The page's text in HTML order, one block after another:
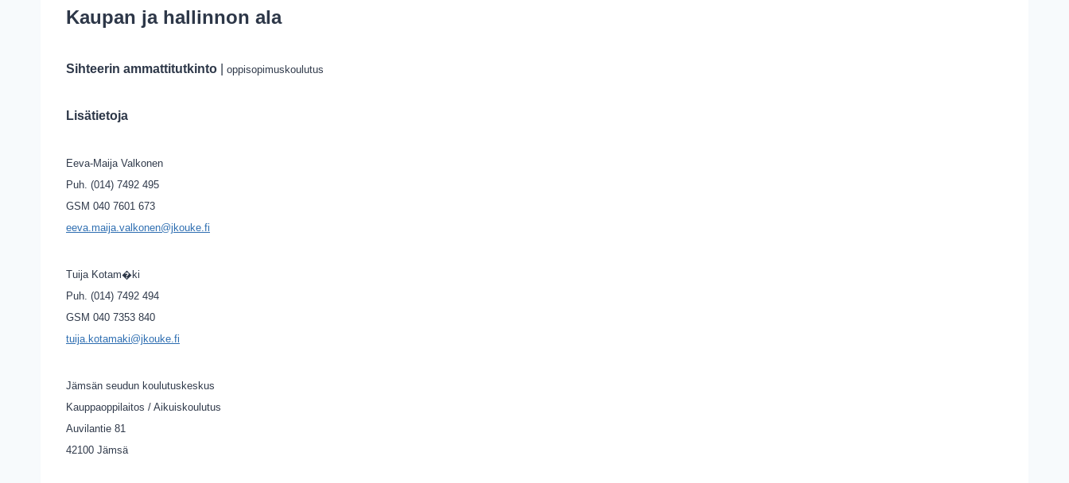
Kaupan ja hallinnon ala
Sihteerin ammattitutkinto oppisopimuskoulutus
Lisätietoja
Eeva-Maija Valkonen
Puh. (014) 7492 495
GSM 040 7601 673
eeva.maija.valkonen@jkouke.fi
Tuija Kotam�ki
Puh. (014) 7492 494
GSM 040 7353 840
tuija.kotamaki@jkouke.fi
Jämsän seudun koulutuskeskus
Kauppaoppilaitos / Aikuiskoulutus
Auvilantie 81
42100 Jämsä